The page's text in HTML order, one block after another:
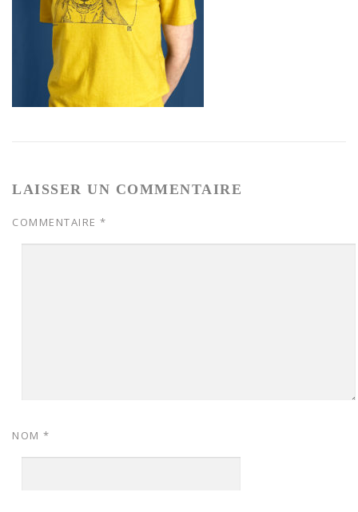
LAISSER UN COMMENTAIRE
COMMENTAIRE *
NOM *